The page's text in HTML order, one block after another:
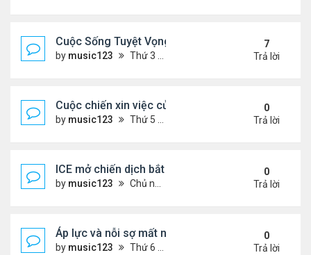
Cuộc Sống Tuyệt Vọng Của Người Việt Vượt Biên
by music123 Thứ 3 Tháng 11 25, 2025 2:44 pm
7
Trả lời
Cuộc chiến xin việc của du học sinh Việt ở Mỹ
by music123 Thứ 5 Tháng 12 11, 2025 6:32 pm
0
Trả lời
ICE mở chiến dịch bắt giữ.. người Việt
by music123 Chủ nhật Tháng 12 07, 2025 5:50 pm
0
Trả lời
Áp lực và nỗi sợ mất nhà của người cao niên gốc
by music123 Thứ 6 Tháng 12 05, 2025 7:33 pm
0
Trả lời